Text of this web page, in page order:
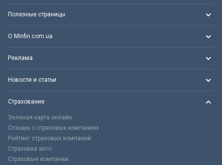
Полезные страницы
О Minfin.com.ua
Реклама
Новости и статьи
Страхование
Зеленая карта онлайн
Отзывы о страховых компаниях
Рейтинг страховых компаний
Страховка авто
Страховые компании